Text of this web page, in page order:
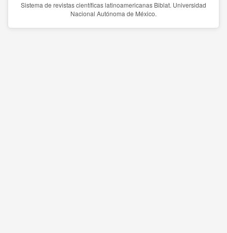
Sistema de revistas científicas latinoamericanas Biblat. Universidad
Nacional Autónoma de México.